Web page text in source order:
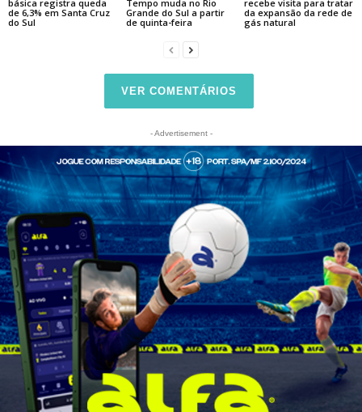
básica registra queda
de 6,3% em Santa Cruz
do Sul
Tempo muda no Rio
Grande do Sul a partir
de quinta-feira
recebe visita para tratar
da expansão da rede de
gás natural
VER COMENTÁRIOS
- Advertisement -